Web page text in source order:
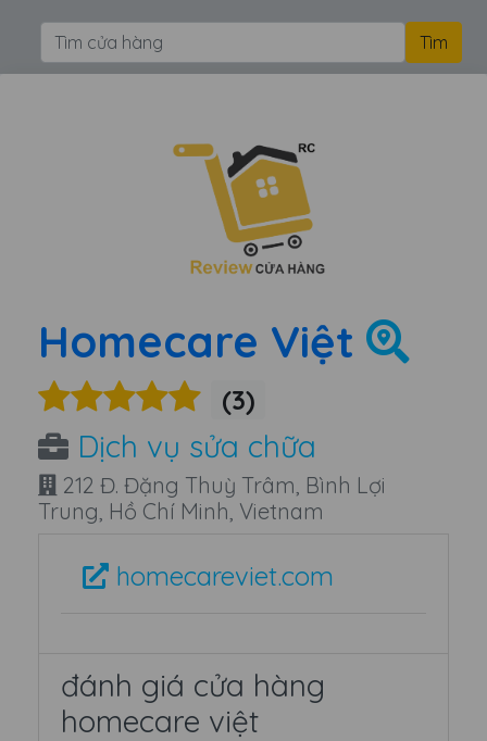
Homecare Việt
(3)
Dịch vụ sửa chữa
212 Đ. Đặng Thuỳ Trâm, Bình Lợi
Trung, Hồ Chí Minh, Vietnam
homecareviet.com
đánh giá cửa hàng
homecare việt